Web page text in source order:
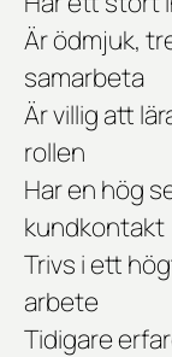
Är ödmjuk,
samarbeta
Är villig att
rollen
Har en hög
kundkontakt
Trivs i ett
arbete
Tidigare